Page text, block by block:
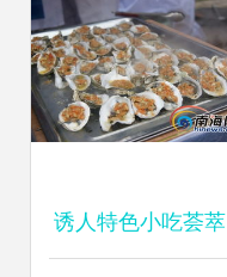
诱人特色小吃荟萃